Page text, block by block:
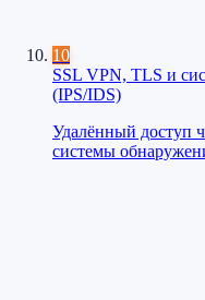
10
SSL VPN, TLS и
(IPS/IDS)
Удалённый доступ
системы